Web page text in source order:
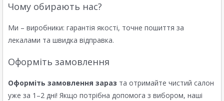
Чому обирають нас?
Ми – виробники: гарантія якості, точне пошиття за
лекалами та швидка відправка.
Оформіть замовлення
Оформіть замовлення зараз та отримайте чистий салон
уже за 1–2 дні! Якщо потрібна допомога з вибором, наші